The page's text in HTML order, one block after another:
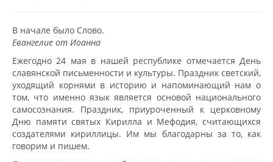
В начале было Слово.
Евангелие от Иоанна
Ежегодно 24 мая в нашей республике отмечается День
славянской письменности и культуры. Праздник светский,
уходящий корнями в историю и напоминающий нам о
том, что именно язык является основой национального
самосознания. Праздник, приуроченный к церковному
Дню памяти святых Кирилла и Мефодия, считающихся
создателями кириллицы. Им мы благодарны за то, как
говорим и пишем.